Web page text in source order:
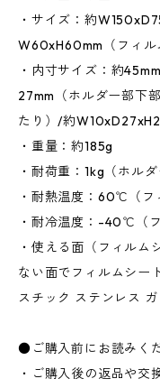
・サイズ：約
W60xH60mm（フィル
・内寸サイズ：約
27mm（ホルダー部下
たり）/約
・重量：約185g
・耐荷重：1kg（ホル
・耐熱温度：60℃（フ
・耐冷温度：-40℃（フ
・使える面（フィルム
ない面でフィルムシー
スチック ステンレス
●ご購入前にお読みく
・ご購入後の返品や交